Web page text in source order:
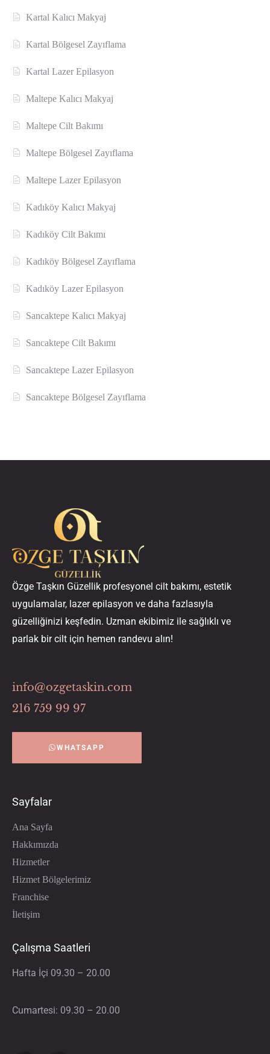
Kartal Kalıcı Makyaj
Kartal Bölgesel Zayıflama
Kartal Lazer Epilasyon
Maltepe Kalıcı Makyaj
Maltepe Cilt Bakımı
Maltepe Bölgesel Zayıflama
Maltepe Lazer Epilasyon
Kadıköy Kalıcı Makyaj
Kadıköy Cilt Bakımı
Kadıköy Bölgesel Zayıflama
Kadıköy Lazer Epilasyon
Sancaktepe Kalıcı Makyaj
Sancaktepe Cilt Bakımı
Sancaktepe Lazer Epilasyon
Sancaktepe Bölgesel Zayıflama
Özge Taşkın Güzellik profesyonel cilt bakımı, estetik
uygulamalar, lazer epilasyon ve daha fazlasıyla
güzelliğinizi keşfedin. Uzman ekibimiz ile sağlıklı ve
parlak bir cilt için hemen randevu alın!
info@ozgetaskin.com
216 759 99 97
WHATSAPP
Sayfalar
Ana Sayfa
Hakkımızda
Hizmetler
Hizmet Bölgelerimiz
Franchise
İletişim
Çalışma Saatleri
Hafta İçi 09.30 – 20.00
Cumartesi: 09.30 – 20.00